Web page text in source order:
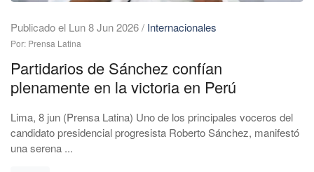
Publicado el Lun 8 Jun 2026/ Internacionales
Por: Prensa Latina
Partidarios de Sánchez confían
plenamente en la victoria en Perú
Lima, 8 jun (Prensa Latina) Uno de los principales voceros del
candidato presidencial progresista Roberto Sánchez, manifestó
una serena ...